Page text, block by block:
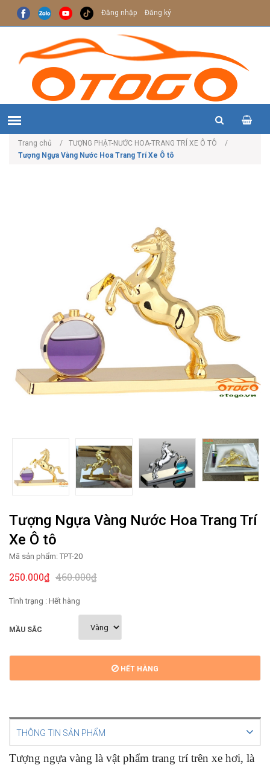
Đăng nhập Đăng ký
Trang chủ
TƯỢNG PHẬT-NƯỚC HOA-TRANG TRÍ XE Ô TÔ
Tượng Ngựa Vàng Nước Hoa Trang Trí Xe Ô tô
Tượng Ngựa Vàng Nước Hoa Trang Trí
Xe Ô tô
Mã sản phẩm: TPT-20
250.000₫ 460.000₫
Tình trạng : Hết hàng
MẦU SẮC
HẾT HÀNG
THÔNG TIN SẢN PHẨM
Tượng ngựa vàng là vật phẩm trang trí trên xe hơi, là